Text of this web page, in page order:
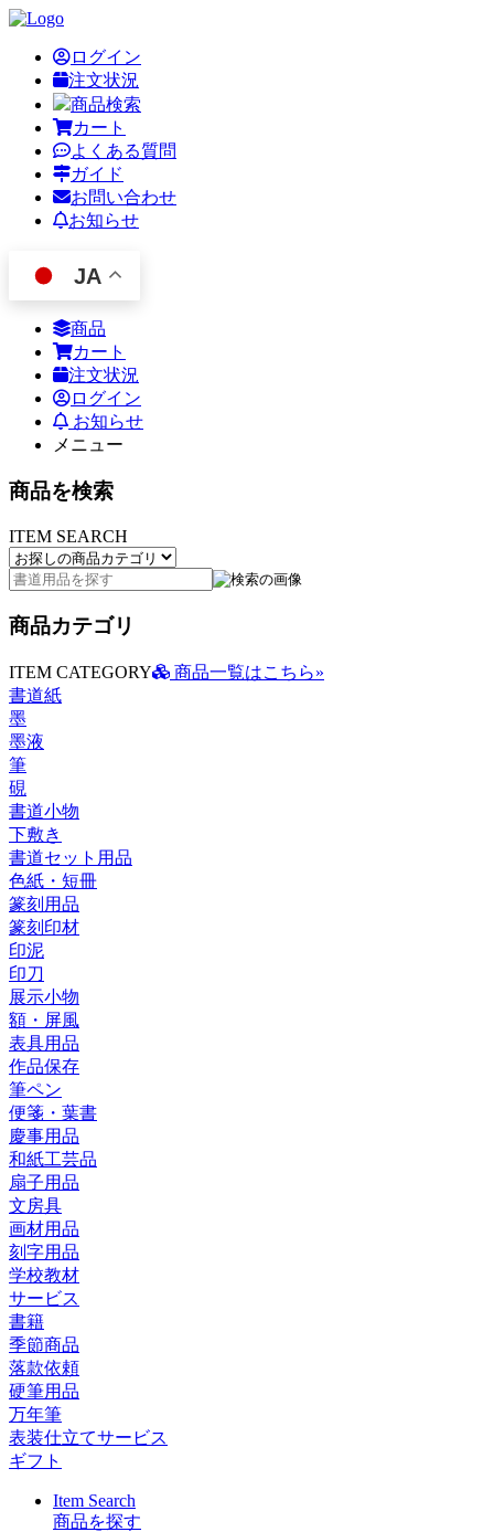
ログイン
注文状況
商品検索
カート
よくある質問
ガイド
お問い合わせ
お知らせ
JA
商品
カート
注文状況
ログイン
お知らせ
メニュー
商品を検索
ITEM SEARCH
商品カテゴリ
ITEM CATEGORY
商品一覧はこちら»
書道紙
墨
墨液
筆
硯
書道小物
下敷き
書道セット用品
色紙・短冊
篆刻用品
篆刻印材
印泥
印刀
展示小物
額・屏風
表具用品
作品保存
筆ペン
便箋・葉書
慶事用品
和紙工芸品
扇子用品
文房具
画材用品
刻字用品
学校教材
サービス
書籍
季節商品
落款依頼
硬筆用品
万年筆
表装仕立てサービス
ギフト
Item Search
商品を探す